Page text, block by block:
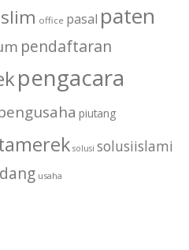
office pasal paten
pendaftaran
pengacara
piutang
solusi solusiislami
usaha